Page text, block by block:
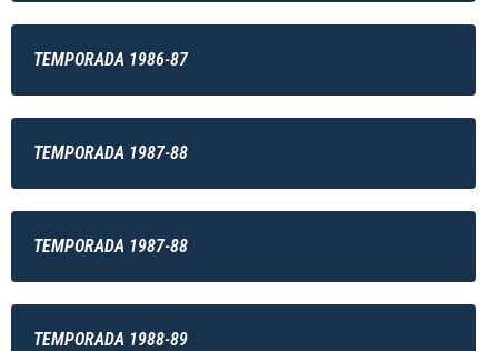
TEMPORADA 1986-87
TEMPORADA 1987-88
TEMPORADA 1987-88
TEMPORADA 1988-89